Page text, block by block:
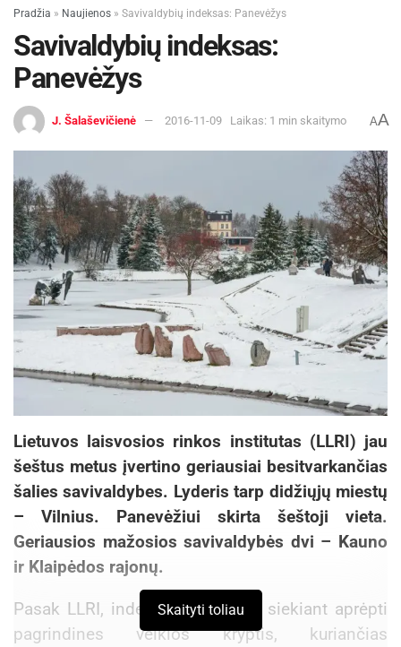
Pradžia » Naujienos » Savivaldybių indeksas: Panevėžys
Savivaldybių indeksas:
Panevėžys
J. Šalaševičienė 2016-11-09 Laikas: 1 min skaitymo AA
Lietuvos laisvosios rinkos institutas (LLRI) jau
šeštus metus įvertino geriausiai besitvarkančias
šalies savivaldybes. Lyderis tarp didžiųjų miestų
– Vilnius. Panevėžiui skirta šeštoji vieta.
Geriausios mažosios savivaldybės dvi – Kauno
ir Klaipėdos rajonų.
Pasak LLRI, indeksas sudarytas siekiant aprėpti
pagrindines veiklos kryptis, kuriančias
Skaityti toliau